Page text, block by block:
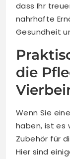
dass Ihr
nahrhafte
Gesundheit
die
Wenn Sie
haben, ist es
Zubehör für
Hier sind